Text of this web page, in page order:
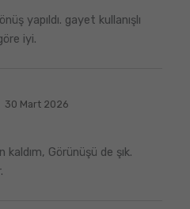
yapıldı. gayet kullanışlı
iyi.
30 Mart 2026
Görünüşü de şık.